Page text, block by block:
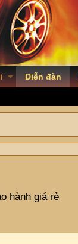
Diễn đàn
hành giá rẻ